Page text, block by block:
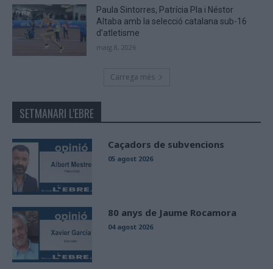
Paula Sintorres, Patrícia Pla i Néstor
Altaba amb la selecció catalana sub-16
d’atletisme
maig 8, 2026
Carrega més
SETMANARI L'EBRE
Caçadors de subvencions
05 agost 2026
80 anys de Jaume Rocamora
04 agost 2026